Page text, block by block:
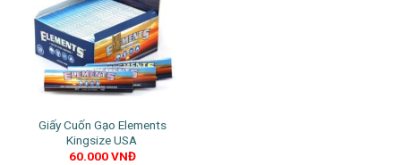
Giấy Cuốn Gạo Elements
Kingsize USA
60.000VNĐ